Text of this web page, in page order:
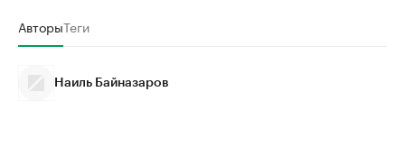
АвторыТеги
Наиль Байназаров